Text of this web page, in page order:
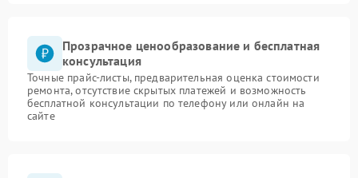
Прозрачное ценообразование и бесплатная
консультация
Точные прайс-листы, предварительная оценка стоимости
ремонта, отсутствие скрытых платежей и возможность
бесплатной консультации по телефону или онлайн на
сайте